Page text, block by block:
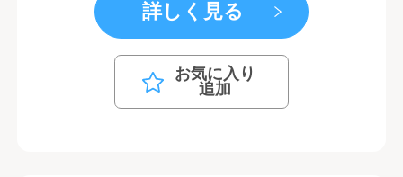
詳しく見る
お気に入り
追加